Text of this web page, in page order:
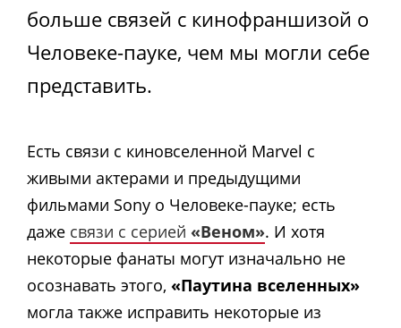
больше связей с кинофраншизой о
Человеке-пауке, чем мы могли себе
представить.
Есть связи с киновселенной Marvel с
живыми актерами и предыдущими
фильмами Sony о Человеке-пауке; есть
даже связи с серией «Веном». И хотя
некоторые фанаты могут изначально не
осознавать этого, «Паутина вселенных»
могла также исправить некоторые из